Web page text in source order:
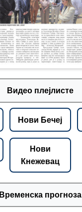
Видео плејлисте
Нови Бечеј
Нови
Кнежевац
Временска прогноза